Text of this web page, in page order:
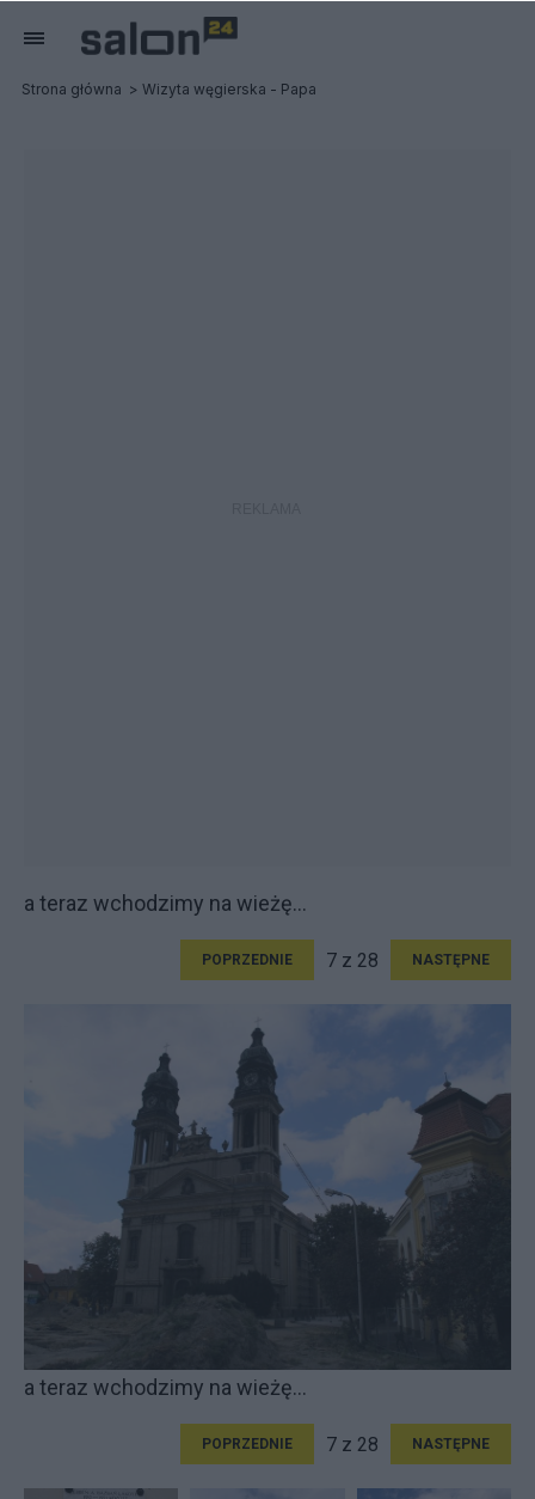
Strona główna Wizyta węgierska - Papa
a teraz wchodzimy na wieżę...
POPRZEDNIE 7 z 28 NASTĘPNE
a teraz wchodzimy na wieżę...
POPRZEDNIE 7 z 28 NASTĘPNE